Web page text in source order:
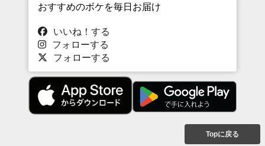
おすすめのボケを毎日お届け
いいね！する
フォローする
フォローする
Topに戻る